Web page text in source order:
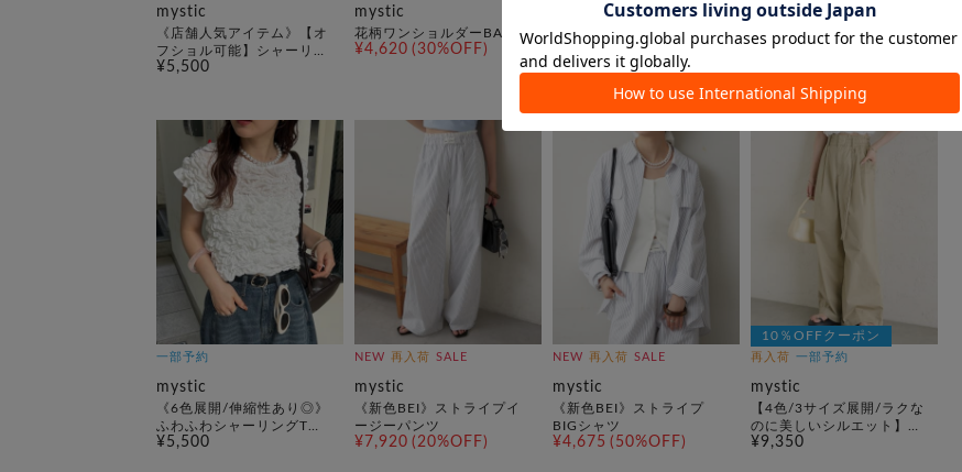
mystic
《店舗人気アイテム》【オ
フショル可能】シャーリン
グフレンチブラウス
¥5,500
mystic
花柄ワンショルダーBAG
¥4,620 (30%OFF)
《新色BRD》衿付きチェッ
クフレンチブラウス
¥7,920
mystic
《お気に入り登録累計3万
越え》【7色展開/新色追
チュニック
一部予約
mystic
《6色展開/伸縮性あり◎》
ふわふわシャーリングTシ
ャツ
¥5,500
NEW 再入荷 SALE
mystic
《新色BEI》ストライプイ
ージーパンツ
¥7,920 (20%OFF)
NEW 再入荷 SALE
mystic
《新色BEI》ストライプ
BIGシャツ
¥4,675 (50%OFF)
10％OFFクーポン
再入荷 一部予約
mystic
【4色/3サイズ展開/ラクな
のに美しいシルエット】ワ
イドベルトタックパンツ
¥9,350